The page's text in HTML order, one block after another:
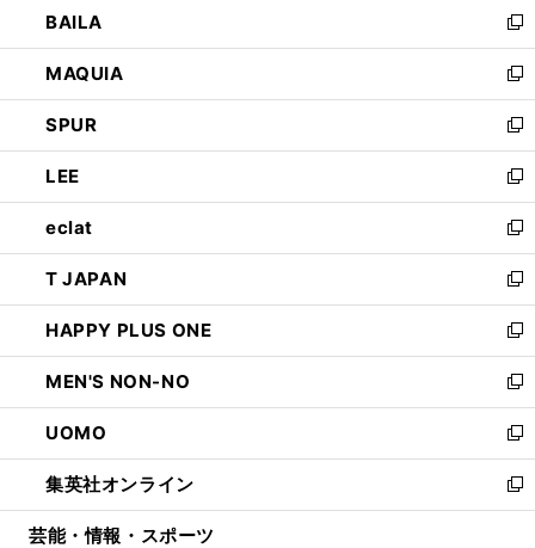
く
ィ
ン
ド
ウ
で
開
く
い
ウ
ィ
ン
ド
ウ
で
開
く
BAILA
新
し
い
ウ
ィ
ン
ド
ウ
で
開
く
MAQUIA
新
し
い
ウ
ィ
ン
ド
ウ
で
開
く
SPUR
新
し
い
ウ
ィ
ン
ド
ウ
で
開
く
LEE
新
し
い
ウ
ィ
ン
ド
ウ
で
開
く
eclat
新
し
い
ウ
ィ
ン
ド
ウ
で
開
く
T JAPAN
新
し
い
ウ
ィ
ン
ド
ウ
で
開
HAPPY PLUS ONE
新
し
い
ウ
ィ
ン
ド
ウ
MEN'S NON-NO
新
し
い
ウ
ィ
ン
UOMO
新
し
い
ウ
集英社オンライン
新
し
芸能・情報・スポーツ